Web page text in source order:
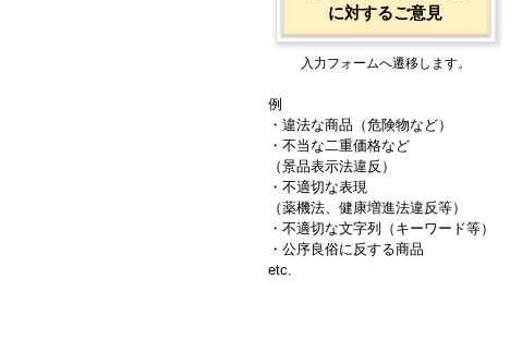
に対するご意見
入力フォームへ遷移します。
例
・違法な商品（危険物など）
・不当な二重価格など
（景品表示法違反）
・不適切な表現
（薬機法、健康増進法違反等）
・不適切な文字列（キーワード等）
・公序良俗に反する商品
etc.